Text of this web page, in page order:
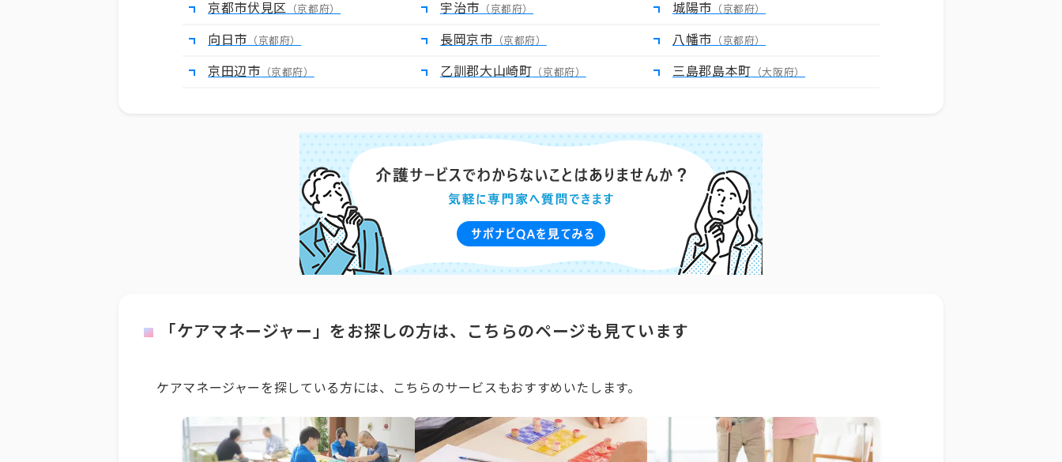
京都市伏見区 （京都府） 宇治市 （京都府） 城陽市 （京都府）
向日市 （京都府） 長岡京市 （京都府） 八幡市 （京都府）
京田辺市 （京都府） 乙訓郡大山崎町 （京都府） 三島郡島本町 （大阪府）
「ケアマネージャー」をお探しの方は、こちらのページも見ています
ケアマネージャーを探している方には、こちらのサービスもおすすめいたします。